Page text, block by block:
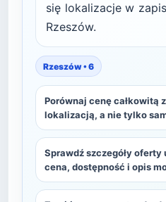
się lokalizacje w
Rzeszów.
Rzeszów • 6
Porównaj cenę całkowitą
lokalizacją, a nie tylko
Sprawdź szczegóły oferty
cena, dostępność i opis